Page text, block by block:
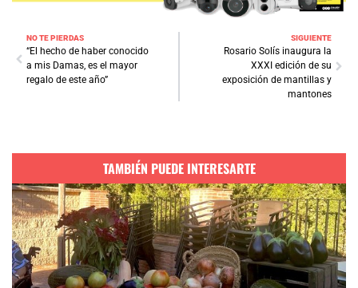
NO TE PIERDAS
“El hecho de haber conocido
a mis Damas, es el mayor
regalo de este año”
SIGUIENTE
Rosario Solís inaugura la
XXXI edición de su
exposición de mantillas y
mantones
TAMBIÉN PUEDE INTERESARTE